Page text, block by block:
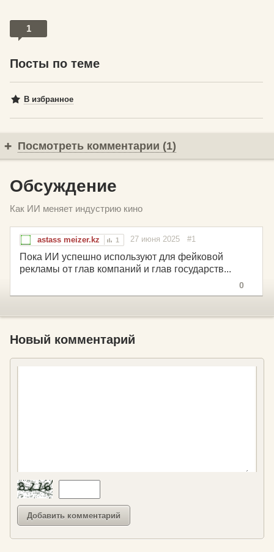
1
Посты по теме
В избранное
Посмотреть комментарии (1)
Обсуждение
Как ИИ меняет индустрию кино
astass meizer.kz 1 27 июня 2025 #1
Пока ИИ успешно используют для фейковой
рекламы от глав компаний и глав государств...
0
Новый комментарий